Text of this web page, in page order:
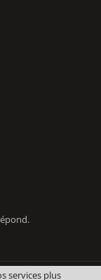
services plus